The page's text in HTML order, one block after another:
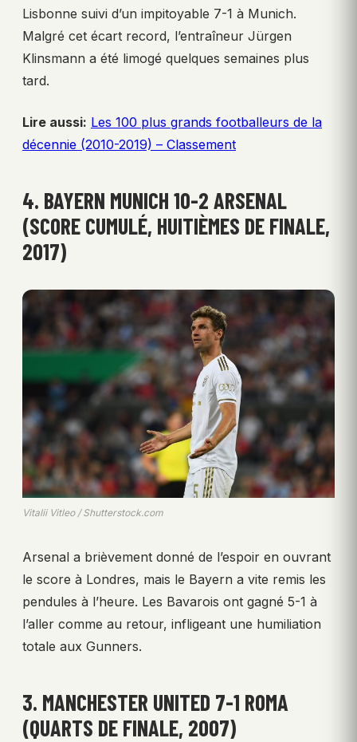
Lisbonne suivi d’un impitoyable 7-1 à Munich.
Malgré cet écart record, l’entraîneur Jürgen
Klinsmann a été limogé quelques semaines plus
tard.
Lire aussi: Les 100 plus grands footballeurs de la
décennie (2010-2019) – Classement
4. BAYERN MUNICH 10-2 ARSENAL
(SCORE CUMULÉ, HUITIÈMES DE FINALE,
2017)
Vitalii Vitleo / Shutterstock.com
Arsenal a brièvement donné de l’espoir en ouvrant
le score à Londres, mais le Bayern a vite remis les
pendules à l’heure. Les Bavarois ont gagné 5-1 à
l’aller comme au retour, infligeant une humiliation
totale aux Gunners.
3. MANCHESTER UNITED 7-1 ROMA
(QUARTS DE FINALE, 2007)